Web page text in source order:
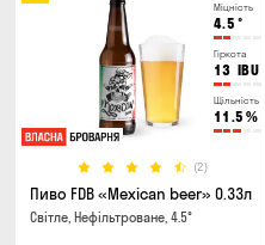
Міцність
4.5 °
Гіркота
13 IBU
Щільність
11.5 %
(2)
Пиво FDB «Mexican beer» 0.33л
Світле, Нефільтроване, 4.5°